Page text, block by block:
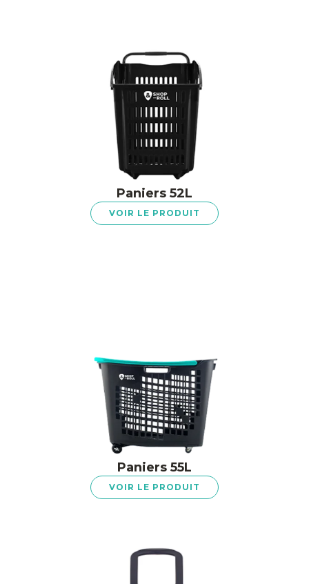
Paniers 52L
VOIR LE PRODUIT
Paniers 55L
VOIR LE PRODUIT